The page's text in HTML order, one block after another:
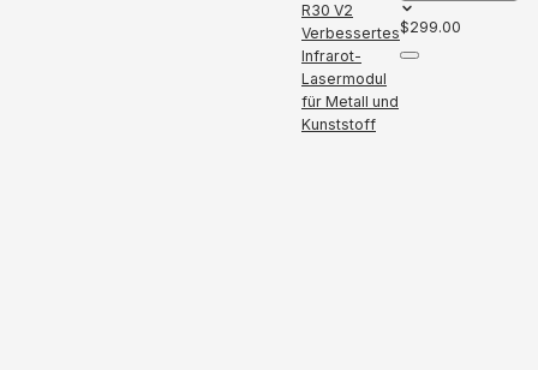
R30 V2
Verbessertes
Infrarot-
Lasermodul
für Metall und
Kunststoff
$299.00